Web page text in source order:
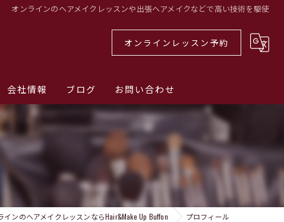
オンラインのヘアメイクレッスンや出張ヘアメイクなどで高い技術を駆使
オンラインレッスン予約
会社情報 ブログ お問い合わせ
インのヘアメイクレッスンならHair&Make Up Buffon プロフィール